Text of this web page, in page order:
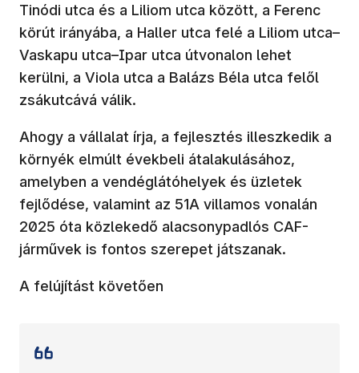
Tinódi utca és a Liliom utca között, a Ferenc
körút irányába, a Haller utca felé a Liliom utca–
Vaskapu utca–Ipar utca útvonalon lehet
kerülni, a Viola utca a Balázs Béla utca felől
zsákutcává válik.
Ahogy a vállalat írja, a fejlesztés illeszkedik a
környék elmúlt évekbeli átalakulásához,
amelyben a vendéglátóhelyek és üzletek
fejlődése, valamint az 51A villamos vonalán
2025 óta közlekedő alacsonypadlós CAF-
járművek is fontos szerepet játszanak.
A felújítást követően